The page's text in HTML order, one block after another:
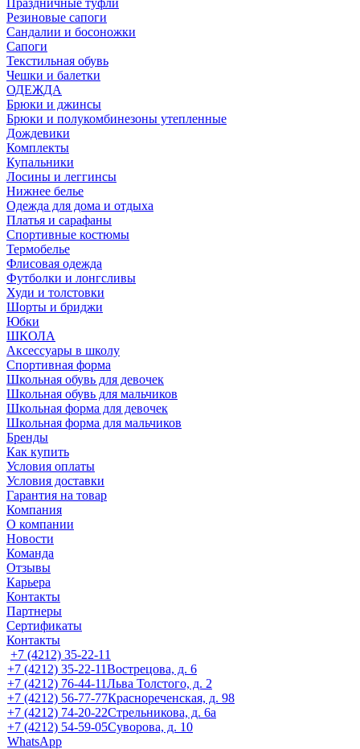
Праздничные туфли
Резиновые сапоги
Сандалии и босоножки
Сапоги
Текстильная обувь
Чешки и балетки
ОДЕЖДА
Брюки и джинсы
Брюки и полукомбинезоны утепленные
Дождевики
Комплекты
Купальники
Лосины и леггинсы
Нижнее белье
Одежда для дома и отдыха
Платья и сарафаны
Спортивные костюмы
Термобелье
Флисовая одежда
Футболки и лонгсливы
Худи и толстовки
Шорты и бриджи
Юбки
ШКОЛА
Аксессуары в школу
Спортивная форма
Школьная обувь для девочек
Школьная обувь для мальчиков
Школьная форма для девочек
Школьная форма для мальчиков
Бренды
Как купить
Условия оплаты
Условия доставки
Гарантия на товар
Компания
О компании
Новости
Команда
Отзывы
Карьера
Контакты
Партнеры
Сертификаты
Контакты
+7 (4212) 35-22-11
+7 (4212) 35-22-11Вострецова, д. 6
+7 (4212) 76-44-11Льва Толстого, д. 2
+7 (4212) 56-77-77Краснореченская, д. 98
+7 (4212) 74-20-22Стрельникова, д. 6а
+7 (4212) 54-59-05Суворова, д. 10
WhatsApp